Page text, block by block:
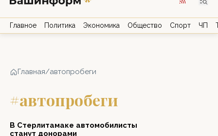
Главное Политика Экономика Общество Спорт ЧП
Главная/автопробеги
#автопробеги
В Стерлитамаке автомобилисты
станут донорами